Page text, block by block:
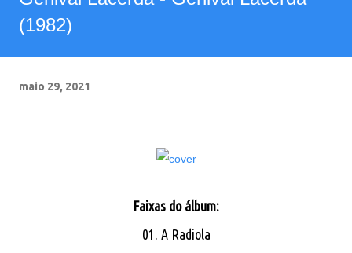
(1982)
maio 29, 2021
Faixas do álbum:
01. A Radiola